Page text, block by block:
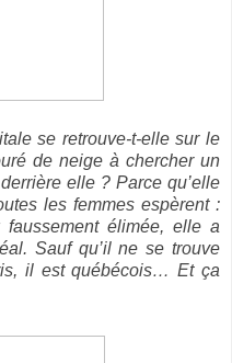
se retrouve-t-elle sur le
de neige à chercher un
elle ? Parce qu’elle
les femmes espèrent :
élimée, elle a
Sauf qu’il ne se trouve
il est québécois… Et ça